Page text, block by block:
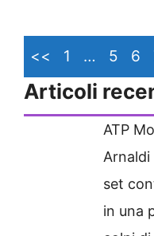
<< 1 … 5 6
Articoli
ATP
set
in una